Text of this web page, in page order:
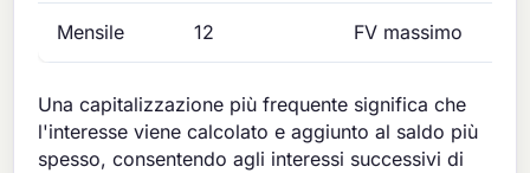
Mensile 12 FV massimo
Una capitalizzazione più frequente significa che
l'interesse viene calcolato e aggiunto al saldo più
spesso, consentendo agli interessi successivi di